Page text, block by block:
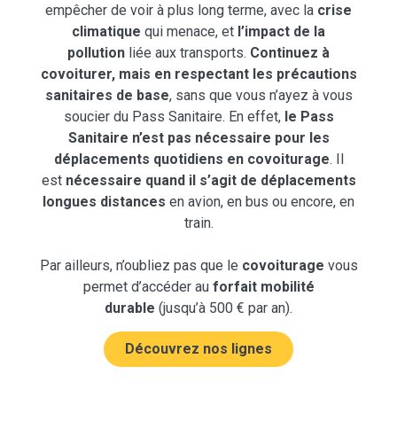
empêcher de voir à plus long terme, avec la crise
climatique qui menace, et l’impact de la
pollution liée aux transports. Continuez à
covoiturer, mais en respectant les précautions
sanitaires de base, sans que vous n’ayez à vous
soucier du Pass Sanitaire. En effet, le Pass
Sanitaire n’est pas nécessaire pour les
déplacements quotidiens en covoiturage. Il
est nécessaire quand il s’agit de déplacements
longues distances en avion, en bus ou encore, en
train.
Par ailleurs, n’oubliez pas que le covoiturage vous
permet d’accéder au forfait mobilité
durable (jusqu’à 500 € par an).
Découvrez nos lignes